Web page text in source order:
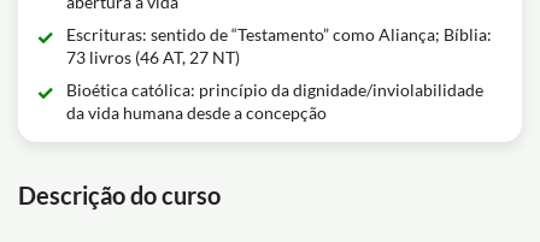
Escrituras: sentido de “Testamento” como Aliança; Bíblia:
73 livros (46 AT, 27 NT)
Bioética católica: princípio da dignidade/inviolabilidade
da vida humana desde a concepção
Descrição do curso